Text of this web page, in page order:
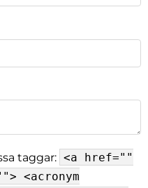
taggar: <a href=""
<acronym